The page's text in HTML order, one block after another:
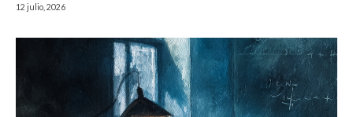
12 julio, 2026